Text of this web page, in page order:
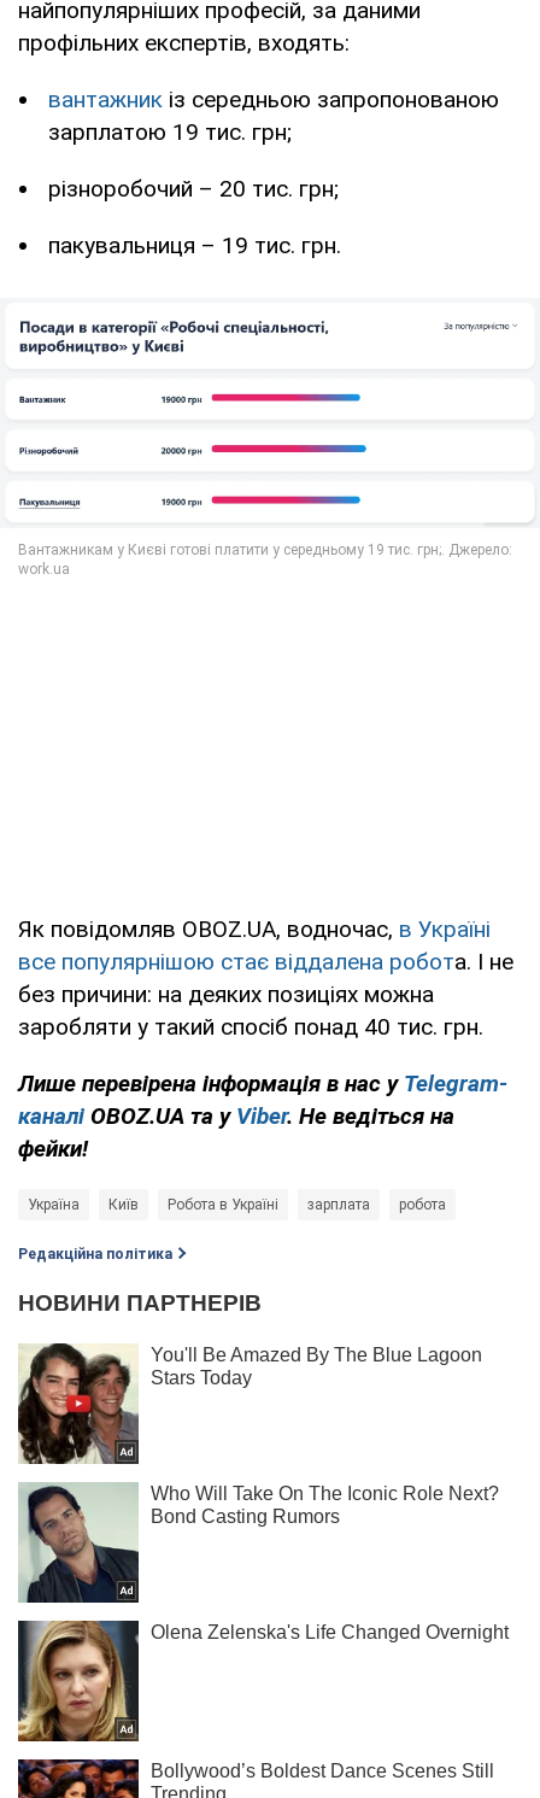
найпопулярніших професій, за даними
профільних експертів, входять:
вантажник із середньою запропонованою
зарплатою 19 тис. грн;
різноробочий – 20 тис. грн;
пакувальниця – 19 тис. грн.
Як повідомляв OBOZ.UA, водночас, в Україні
все популярнішою стає віддалена робота. І не
без причини: на деяких позиціях можна
заробляти у такий спосіб понад 40 тис. грн.
Лише перевірена інформація в нас у Telegram-
каналі OBOZ.UA та у Viber. Не ведіться на
фейки!
Україна Київ Робота в Україні зарплата робота
Редакційна політика